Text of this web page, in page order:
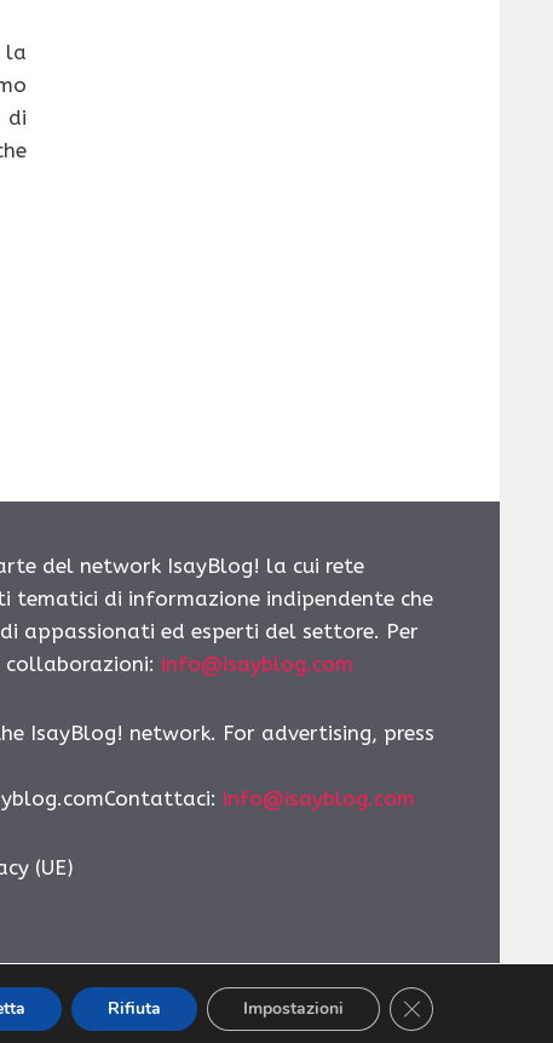
la
di
del network IsayBlog! la cui rete
tematici di informazione indipendente che
appassionati ed esperti del settore. Per
collaborazioni: info@isayblog.com
IsayBlog! network. For advertising, press
: info@isayblog.com
(UE)
Rifiuta Impostazioni CLOSE GDPR